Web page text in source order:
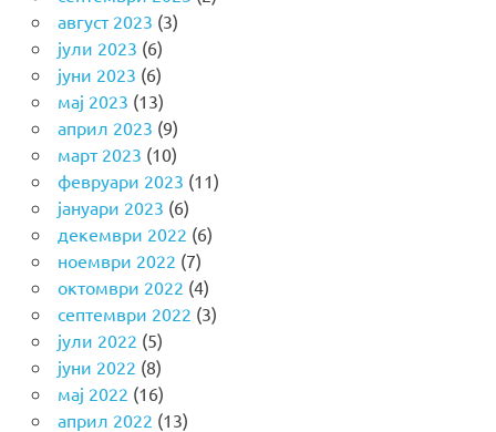
август 2023 (3)
јули 2023 (6)
јуни 2023 (6)
мај 2023 (13)
април 2023 (9)
март 2023 (10)
февруари 2023 (11)
јануари 2023 (6)
декември 2022 (6)
ноември 2022 (7)
октомври 2022 (4)
септември 2022 (3)
јули 2022 (5)
јуни 2022 (8)
мај 2022 (16)
април 2022 (13)